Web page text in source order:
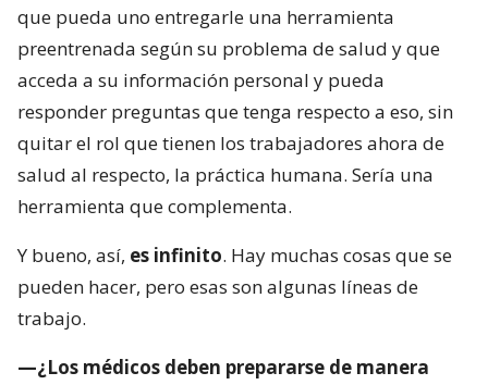
que pueda uno entregarle una herramienta
preentrenada según su problema de salud y que
acceda a su información personal y pueda
responder preguntas que tenga respecto a eso, sin
quitar el rol que tienen los trabajadores ahora de
salud al respecto, la práctica humana. Sería una
herramienta que complementa.
Y bueno, así, es infinito. Hay muchas cosas que se
pueden hacer, pero esas son algunas líneas de
trabajo.
—¿Los médicos deben prepararse de manera